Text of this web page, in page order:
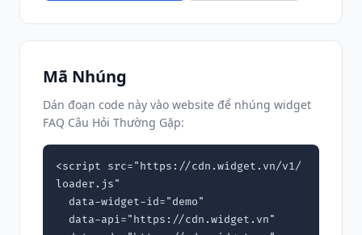
Mã Nhúng
Dán đoạn code này vào website để nhúng widget
FAQ Câu Hỏi Thường Gặp:
<script src="https://cdn.widget.vn/v1/
loader.js"